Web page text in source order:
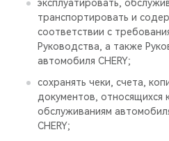
эксплуатировать,
транспортировать и
соответствии с
Руководства, а также
автомобиля CHERY;
сохранять чеки, счета,
документов, относящихся
обслуживаниям
CHERY;